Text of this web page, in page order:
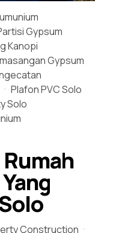
Gypsum
Kanopi
Gypsum
Plafon PVC Solo
Solo
Construction